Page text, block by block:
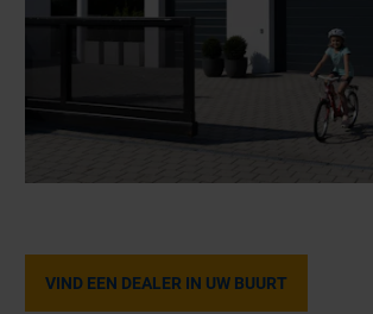
VIND EEN DEALER IN UW BUURT